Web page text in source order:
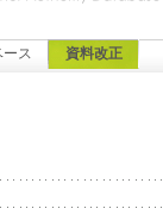
ス 資料改正